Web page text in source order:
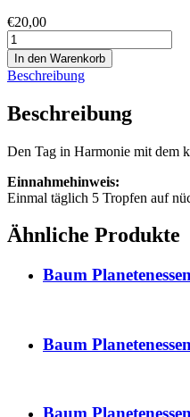
€20,00
Baum
Planetenessenzen
-
Sonne
In den Warenkorb
Beschreibung
Beschreibung
Den Tag in Harmonie mit dem
Einnahmehinweis:
Einmal täglich 5 Tropfen auf
Ähnliche Produkte
Baum
Baum
Baum